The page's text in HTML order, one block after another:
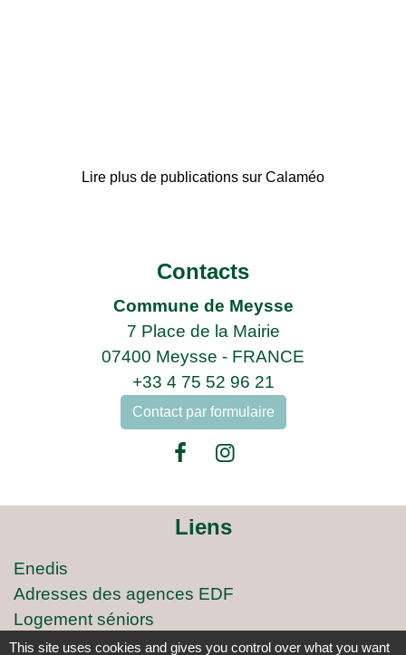
Lire plus de publications sur Calaméo
Contacts
Commune de Meysse
7 Place de la Mairie
07400 Meysse - FRANCE
+33 4 75 52 96 21
Contact par formulaire
Liens
Enedis
Adresses des agences EDF
Logement séniors
Covoiturage
This site uses cookies and gives you control over what you want